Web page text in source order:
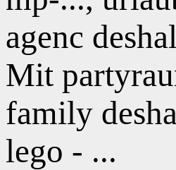
agenc
Mit
family
lego - ...